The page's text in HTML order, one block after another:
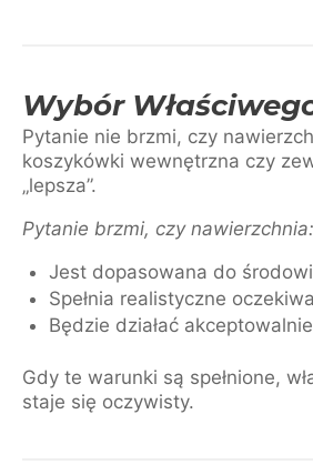
Wybór
Pytanie nie brzmi, czy
koszykówki wewnętrzna czy
„lepsza”.
Pytanie brzmi, czy nawierzchnia:
Jest dopasowana do
Spełnia realistyczne
Będzie działać
Gdy te warunki są spełnione,
staje się oczywisty.